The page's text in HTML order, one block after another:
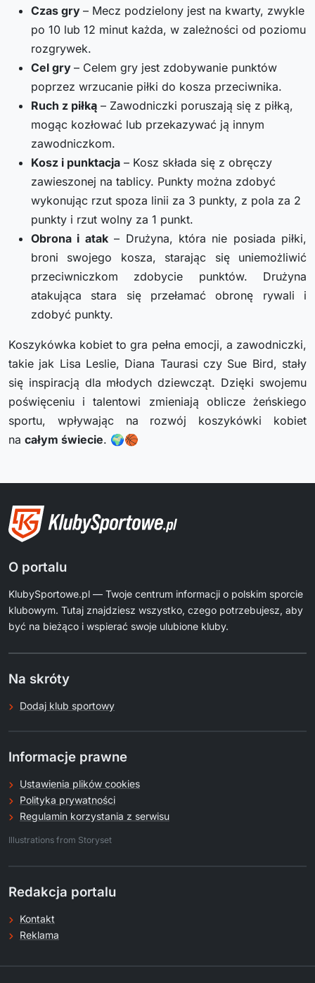
Czas gry – Mecz podzielony jest na kwarty, zwykle
po 10 lub 12 minut każda, w zależności od poziomu
rozgrywek.
Cel gry – Celem gry jest zdobywanie punktów
poprzez wrzucanie piłki do kosza przeciwnika.
Ruch z piłką – Zawodniczki poruszają się z piłką,
mogąc kozłować lub przekazywać ją innym
zawodniczkom.
Kosz i punktacja – Kosz składa się z obręczy
zawieszonej na tablicy. Punkty można zdobyć
wykonując rzut spoza linii za 3 punkty, z pola za 2
punkty i rzut wolny za 1 punkt.
Obrona i atak– Drużyna, która nie posiada piłki,
broni swojego kosza, starając się uniemożliwić
przeciwniczkom zdobycie punktów. Drużyna
atakująca stara się przełamać obronę rywali i
zdobyć punkty.
Koszykówka kobiet to gra pełna emocji, a zawodniczki,
takie jak Lisa Leslie, Diana Taurasi czy Sue Bird, stały
się inspiracją dla młodych dziewcząt. Dzięki swojemu
poświęceniu i talentowi zmieniają oblicze żeńskiego
sportu, wpływając na rozwój koszykówki kobiet
na całym świecie. 🌍🏀
O portalu
KlubySportowe.pl — Twoje centrum informacji o polskim sporcie
klubowym. Tutaj znajdziesz wszystko, czego potrzebujesz, aby
być na bieżąco i wspierać swoje ulubione kluby.
Na skróty
Dodaj klub sportowy
Informacje prawne
Ustawienia plików cookies
Polityka prywatności
Regulamin korzystania z serwisu
Illustrations from Storyset
Redakcja portalu
Kontakt
Reklama